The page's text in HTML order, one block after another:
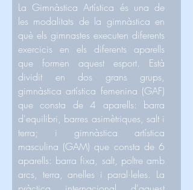
La Gimnàstica Artística és una de
les modalitats de la gimnàstica en
què els gimnastes executen diferents
exercicis en els diferents aparells
que formen aquest esport. Està
dividit en dos grans grups,
gimnàstica artística femenina (GAF)
que consta de 4 aparells: barra
d'equilibri, barres asimètriques, salt i
terra; i gimnàstica artística
masculina (GAM) que consta de 6
aparells: barra fixa, salt, poltre amb
arcs, terra, anelles i paral·leles. La